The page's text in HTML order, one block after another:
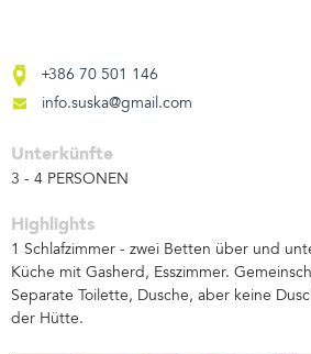
386 70 501 146
info.suska@gmail.com
Unterkünfte
3 - 4 PERSONEN
Highlights
1 Schlafzimmer - zwei Betten über und
Küche mit Gasherd, Esszimmer.
Separate Toilette, Dusche, aber keine
der Hütte.